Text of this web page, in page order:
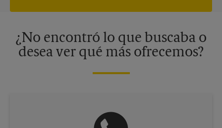
¿No encontró lo que buscaba o
desea ver qué más ofrecemos?